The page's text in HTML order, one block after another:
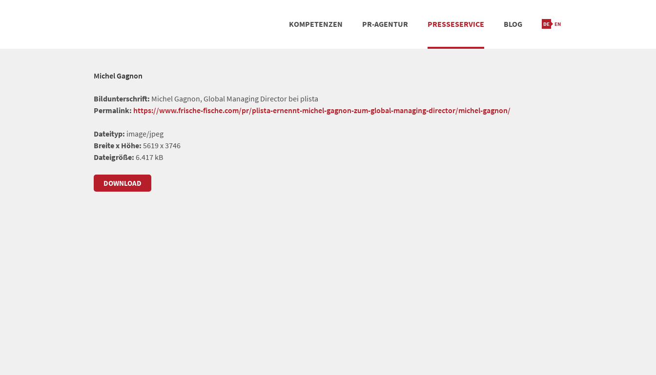
KOMPETENZEN PR-AGENTUR PRESSESERVICE BLOG
Michel Gagnon
Bildunterschrift: Michel Gagnon, Global Managing Director bei plista
Permalink: https://www.frische-fische.com/pr/plista-ernennt-michel-gagnon-zum-global-managing-director/michel-gagnon/
Dateityp: image/jpeg
Breite x Höhe: 5619 x 3746
Dateigröße: 6.417 kB
DOWNLOAD